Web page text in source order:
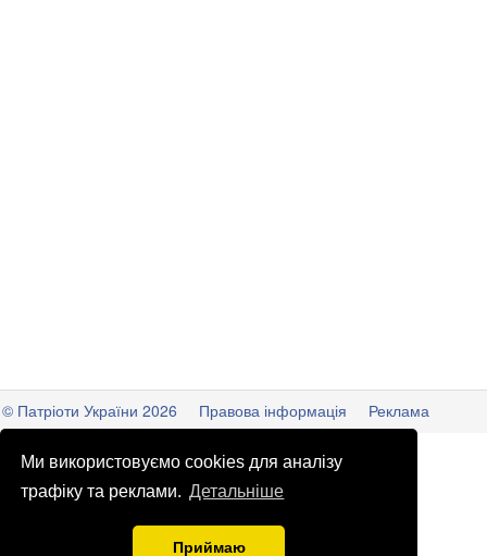
Ми використовуємо cookies для аналізу
трафіку та реклами. Детальніше
Приймаю
© Патріоти України 2026 Правова інформація
Реклама
patrioty.org.ua